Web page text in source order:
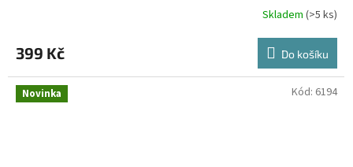
Skladem (>5 ks)
399 Kč Do košíku
Novinka Kód: 6194